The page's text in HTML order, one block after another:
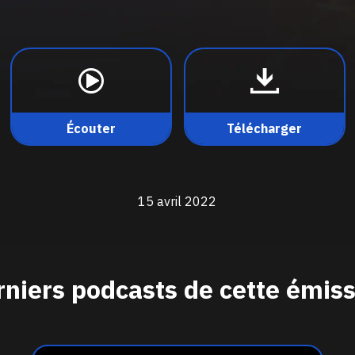
Écouter Télécharger
15 avril 2022
podcasts de cette